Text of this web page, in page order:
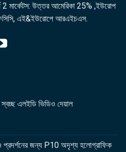
2 মার্কেটস: উত্তর আমেরিকা 25% ,ইউরোপ
এই&ইউরোপে আরএইচএস.
এলইডি ভিডিও দেয়াল
প্রদর্শনের জন্য P10 অদৃশ্য হলোগ্রাফিক